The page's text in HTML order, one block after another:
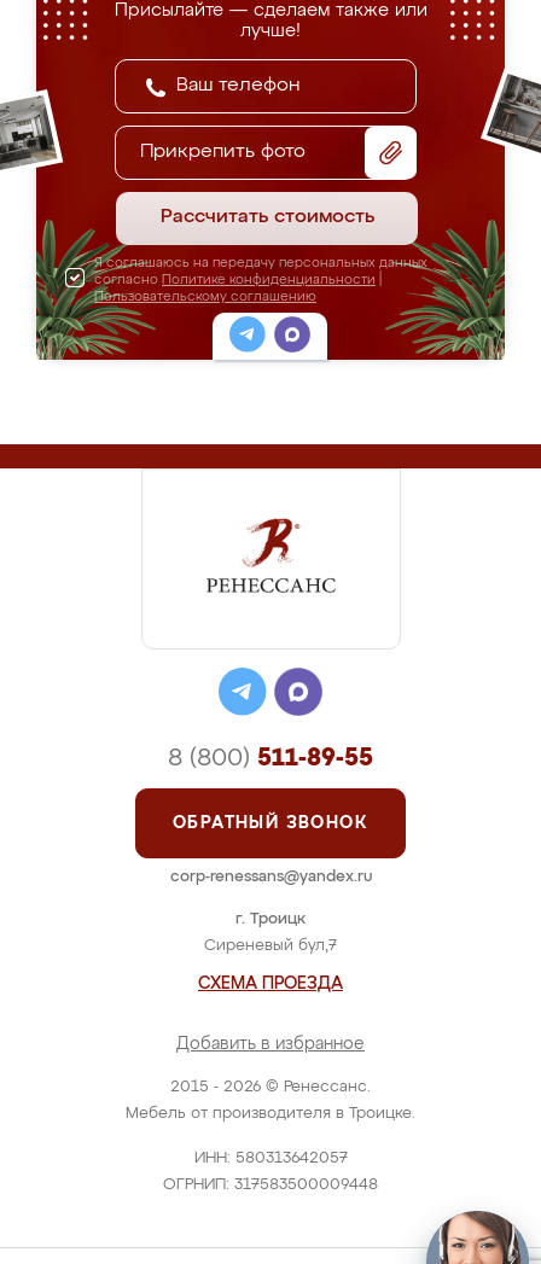
Присылайте — сделаем также или
лучше!
Прикрепить фото
Рассчитать стоимость
Я соглашаюсь на передачу персональных данных
согласно Политике конфиденциальности
Пользовательскому соглашению
2015 - 2026 © Ренессанс.
Мебель от производителя в Троицке.
ИНН: 580313642057
ОГРНИП: 317583500009448
г. Троицк
Сиреневый бул,7
СХЕМА ПРОЕЗДА
Добавить в избранное
8 (800) 511-89-55
ОБРАТНЫЙ ЗВОНОК
corp-renessans@yandex.ru